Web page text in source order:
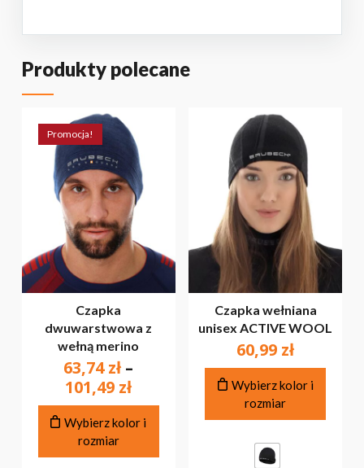
Produkty polecane
Promocja!
Czapka
dwuwarstwowa z
wełną merino
63,74zł –
101,49 złZakres
cen:
od
Wybierz kolor i
rozmiar
Czapka wełniana
unisex ACTIVE WOOL
60,99 zł
Wybierz kolor i
rozmiar